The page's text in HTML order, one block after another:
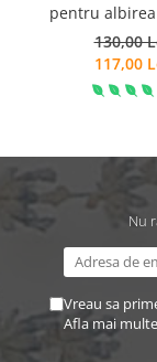
pentru
pigmentare +
pentru ten
130,00
117,00
Nu
Vreau sa
Afla mai